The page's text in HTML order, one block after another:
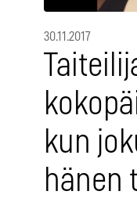
30.11.2017
kun
hänen